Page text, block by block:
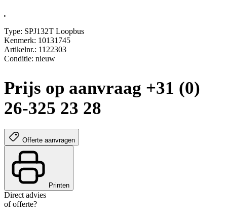
.
Type: SPJ132T Loopbus
Kenmerk: 10131745
Artikelnr.: 1122303
Conditie: nieuw
Prijs op aanvraag +31 (0)
26-325 23 28
Offerte aanvragen
Printen
Direct advies
of offerte?